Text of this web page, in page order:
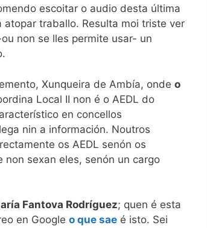
escoitar o audio desta última
atopar traballo. Resulta moi triste ver
non se lles permite usar- un
Xunqueira de Ambía, onde o
Local II non é o AEDL do
en concellos
nin a información. Noutros
os AEDL senón os
sexan eles, senón un cargo
Fantova Rodríguez; quen é esta
en Google o que sae é isto. Sei